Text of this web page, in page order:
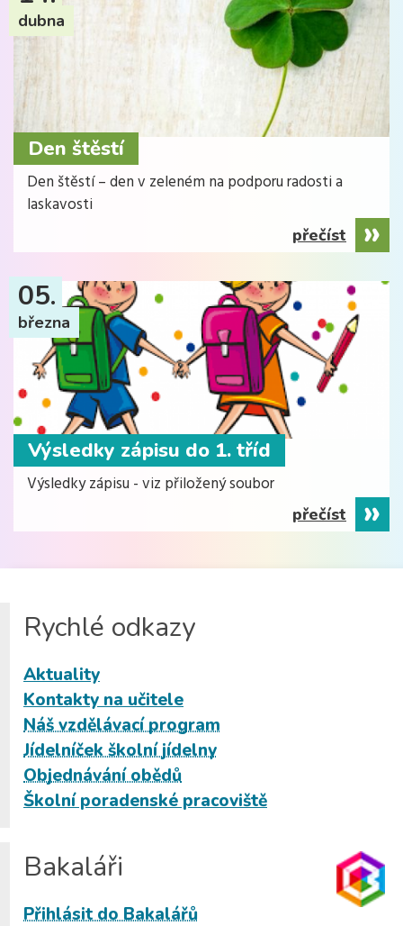
Den štěstí
dubna
Den štěstí – den v zeleném na podporu radosti a
laskavosti
přečíst
Výsledky zápisu do 1. tříd
05.
března
Výsledky zápisu - viz přiložený soubor
přečíst
Rychlé odkazy
Aktuality
Kontakty na učitele
Náš vzdělávací program
Jídelníček školní jídelny
Objednávání obědů
Školní poradenské pracoviště
Bakaláři
Přihlásit do Bakalářů